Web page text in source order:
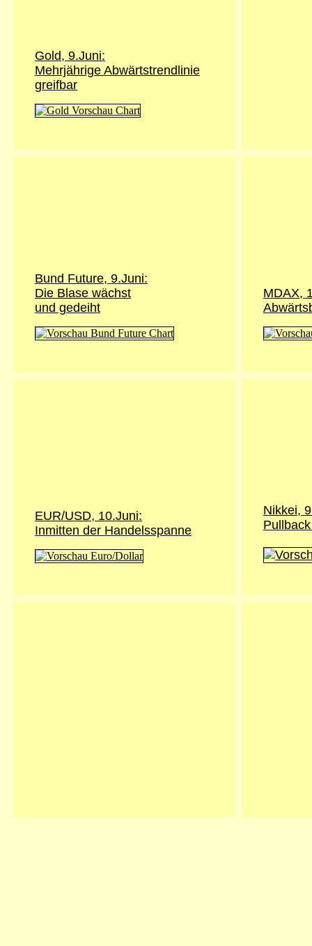
Gold, 9.Juni:
Mehrjährige Abwärtstrendlinie
greifbar
Bund Future, 9.Juni:
Die Blase wächst
und gedeiht
MDAX,
EUR/USD, 10.Juni:
Inmitten der Handelsspanne
Nikkei,